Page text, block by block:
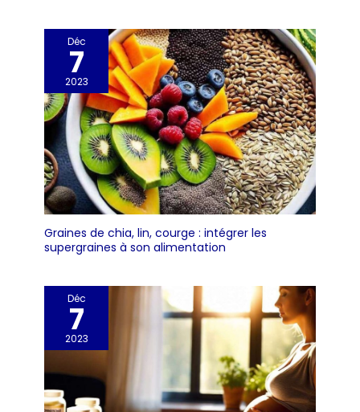
Déc
7
2023
Graines de chia, lin, courge : intégrer les
supergraines à son alimentation
Déc
7
2023